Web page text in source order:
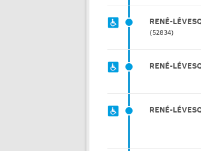
RENÉ-
52834
RENÉ-
RENÉ-